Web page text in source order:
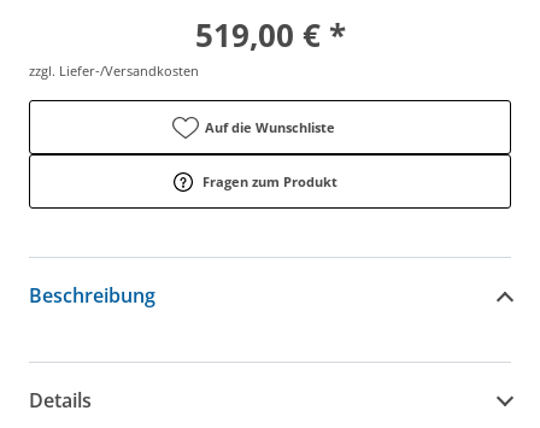
519,00 € *
zzgl. Liefer-/Versandkosten
Auf die Wunschliste
Fragen zum Produkt
Beschreibung
Details